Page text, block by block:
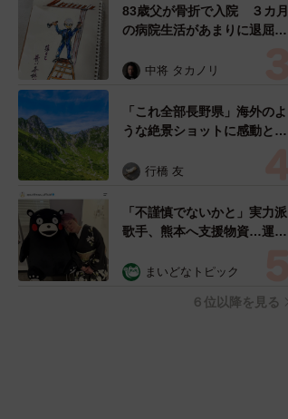
83歳父が骨折で入院 ３カ月
の病院生活があまりに退屈で
い！」→スケッチブックを見
すよ…」
中将 タカノリ
「これ全部長野県」海外のよ
うな絶景ショットに感動と反
ったんだって気づいた」
行橋 友
「不謹慎でないかと」実力派
歌手、熊本へ支援物資…運搬
めらい 「痛いほど伝わる」
まいどなトピック
６位以降を見る